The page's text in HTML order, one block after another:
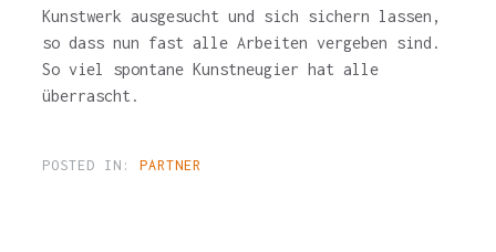
Kunstwerk ausgesucht und sich sichern lassen,
so dass nun fast alle Arbeiten vergeben sind.
So viel spontane Kunstneugier hat alle
überrascht.
POSTED IN: PARTNER